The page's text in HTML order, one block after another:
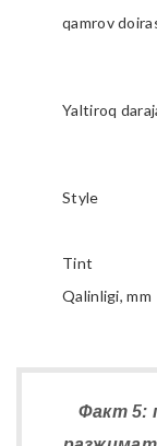
qamrov
Yaltiroq
Style
Tint
Qalinligi, mm
Факт 5: